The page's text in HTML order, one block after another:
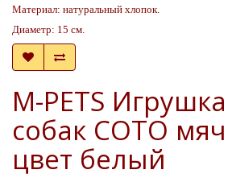
Материал: натуральный хлопок.
Диаметр: 15 см.
M-PETS
собак СОТО мяч
цвет белый